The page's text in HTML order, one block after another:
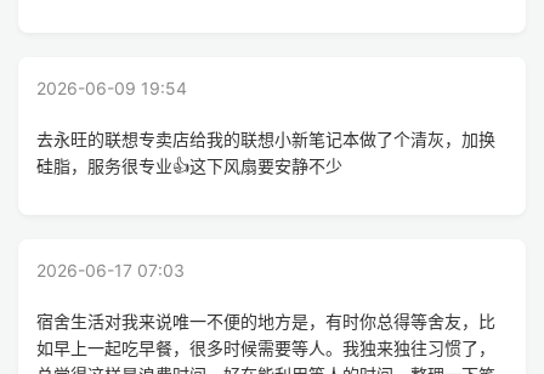
2026-06-09 19:54
去永旺的联想专卖店给我的联想小新笔记本做了个清灰，加换
硅脂，服务很专业👍这下风扇要安静不少
2026-06-17 07:03
宿舍生活对我来说唯一不便的地方是，有时你总得等舍友，比
如早上一起吃早餐，很多时候需要等人。我独来独往习惯了，